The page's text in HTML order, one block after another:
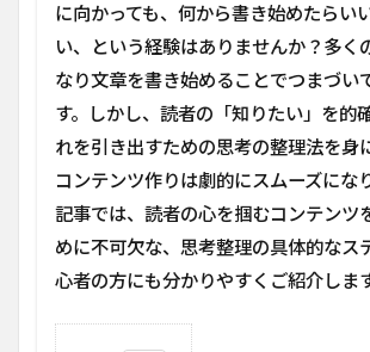
に向かっても、何から書き始めたらい
い、という経験はありませんか？多く
なり文章を書き始めることでつまづい
す。しかし、読者の「知りたい」を的
れを引き出すための思考の整理法を身
コンテンツ作りは劇的にスムーズにな
記事では、読者の心を掴むコンテンツ
めに不可欠な、思考整理の具体的なス
心者の方にも分かりやすくご紹介します